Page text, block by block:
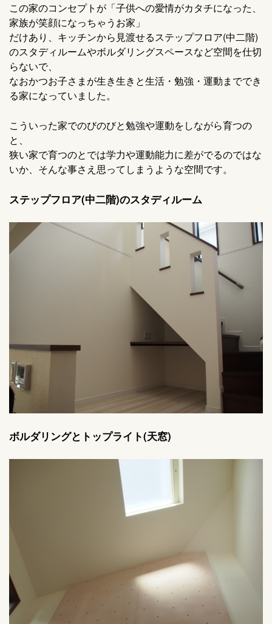
この家のコンセプトが「子供への愛情がカタチになった、
家族が笑顔になっちゃうお家」
だけあり、キッチンから見渡せるステップフロア(中二階)
のスタディルームやボルダリングスペースなど空間を仕切
らないで、
なおかつお子さまが生き生きと生活・勉強・運動まででき
る家になっていました。
こういった家でのびのびと勉強や運動をしながら育つの
と、
狭い家で育つのとでは学力や運動能力に差がでるのではな
いか、そんな事さえ思ってしまうような空間です。
ステップフロア(中二階)のスタディルーム
ボルダリングとトップライト(天窓)